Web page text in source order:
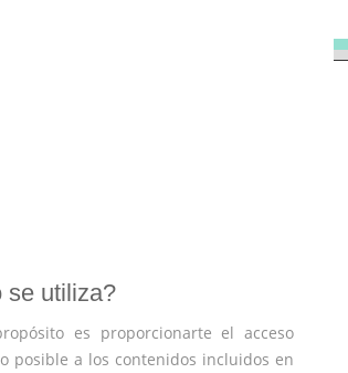
se utiliza?
es proporcionarte el acceso
posible a los contenidos incluidos en